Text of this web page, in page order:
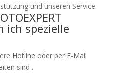
und unseren Service.
ich spezielle
Hotline oder per E-Mail
sind .